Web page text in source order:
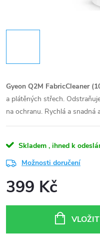
Gyeon Q2M FabricCleaner
a plátěných střech.
na ochranu. Rychlá a snadná
Skladem , ihned k
Možnosti doručení
399 Kč